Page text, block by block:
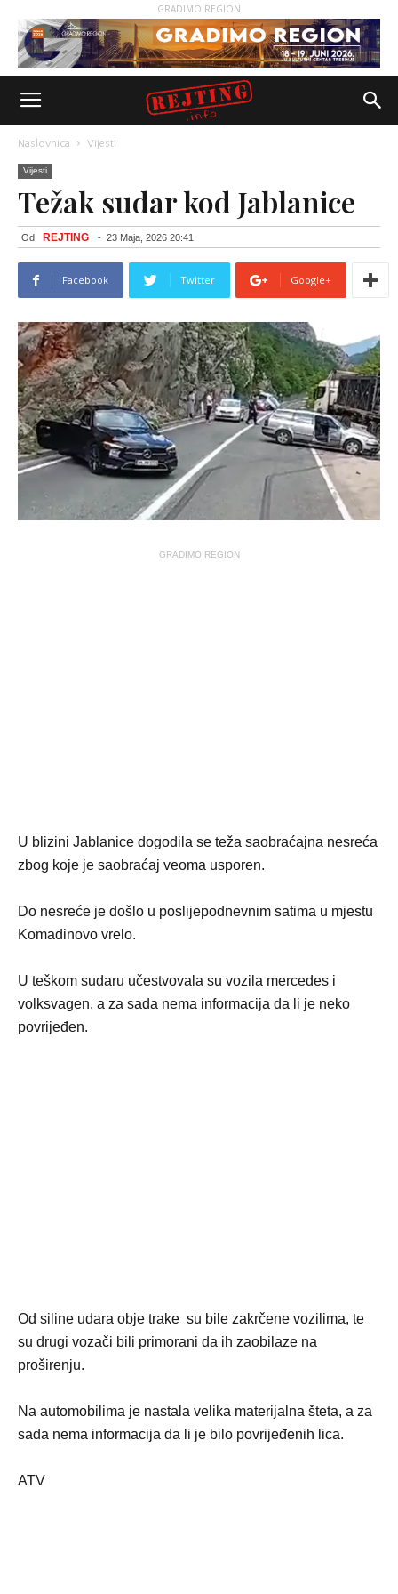
GRADIMO REGION
Naslovnica Vijesti
Vijesti
Težak sudar kod Jablanice
Od REJTING - 23 Maja, 2026 20:41
Facebook Twitter Google+
GRADIMO REGION
U blizini Jablanice dogodila se teža saobraćajna nesreća
zbog koje je saobraćaj veoma usporen.
Do nesreće je došlo u poslijepodnevnim satima u mjestu
Komadinovo vrelo.
U teškom sudaru učestvovala su vozila mercedes i
volksvagen, a za sada nema informacija da li je neko
povrijeđen.
Od siline udara obje trake su bile zakrčene vozilima, te
su drugi vozači bili primorani da ih zaobilaze na
proširenju.
Na automobilima je nastala velika materijalna šteta, a za
sada nema informacija da li je bilo povrijeđenih lica.
ATV